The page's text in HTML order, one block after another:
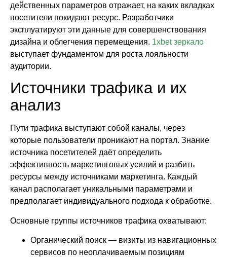
действенных параметров отражает, на каких вкладках
посетители покидают ресурс. Разработчики
эксплуатируют эти данные для совершенствования
дизайна и облегчения перемещения. 1xbet зеркало
выступает фундаментом для роста лояльности
аудитории.
Источники трафика и их
анализ
Пути трафика выступают собой каналы, через
которые пользователи проникают на портал. Знание
источника посетителей даёт определить
эффективность маркетинговых усилий и разбить
ресурсы между источниками маркетинга. Каждый
канал располагает уникальными параметрами и
предполагает индивидуального подхода к обработке.
Основные группы источников трафика охватывают:
Органический поиск — визиты из навигационных
сервисов по неоплачиваемым позициям